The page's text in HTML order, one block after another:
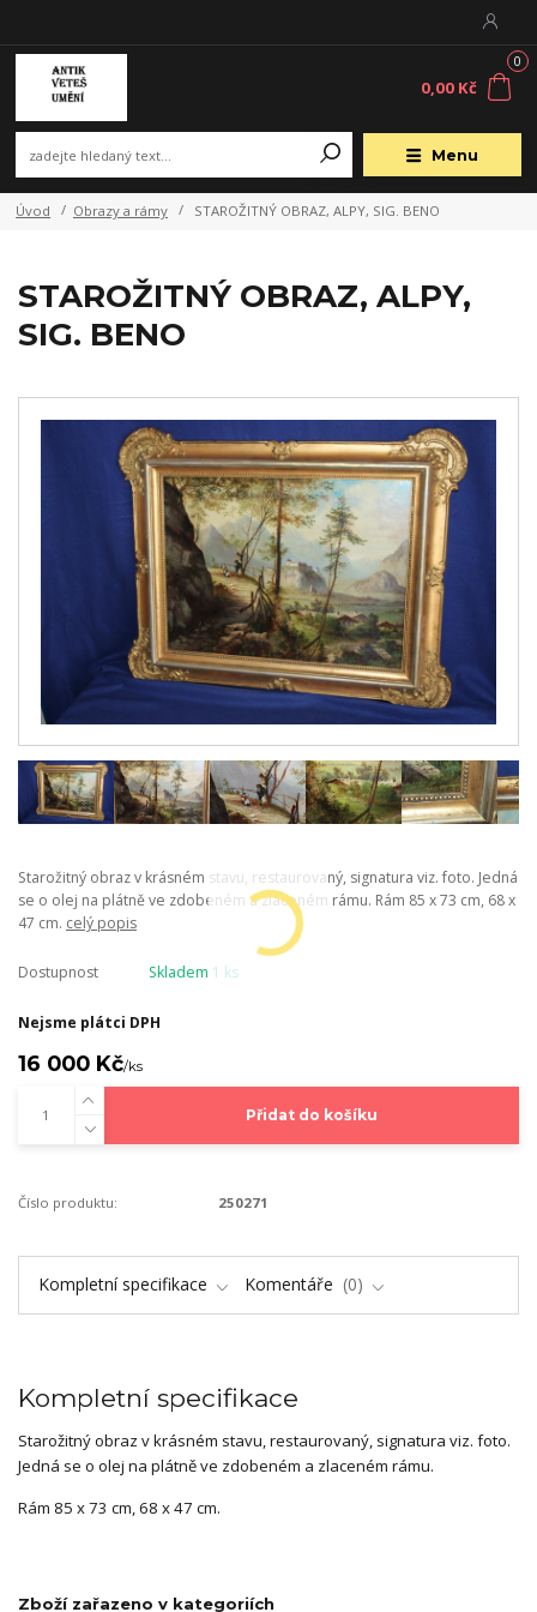
Menu
0
0,00 Kč
Úvod Obrazy a rámy STAROŽITNÝ OBRAZ, ALPY, SIG. BENO
STAROŽITNÝ OBRAZ, ALPY,
SIG. BENO
Starožitný obraz v krásném stavu, restaurovaný, signatura viz. foto. Jedná
se o olej na plátně ve zdobeném a zlaceném rámu. Rám 85 x 73 cm, 68 x
47 cm. celý popis
Dostupnost Skladem 1 ks
Nejsme plátci DPH
16 000 Kč/ks
Přidat do košíku
Číslo produktu: 250271
Kompletní specifikace Komentáře 0
Kompletní specifikace
Starožitný obraz v krásném stavu, restaurovaný, signatura viz. foto.
Jedná se o olej na plátně ve zdobeném a zlaceném rámu.
Rám 85 x 73 cm, 68 x 47 cm.
Zboží zařazeno v kategoriích